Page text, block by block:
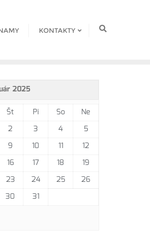
KONTAKTY
2025
Št Pi So
Ne
2 3 4
5
9 10 11
12
16 17 18
19
23 24 25
26
30 31